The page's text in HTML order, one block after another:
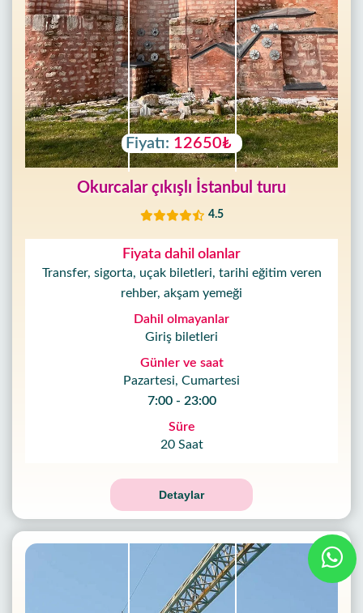
Fiyatı: 12650₺
Okurcalar çıkışlı İstanbul turu
4.5
Fiyata dahil olanlar
Transfer, sigorta, uçak biletleri, tarihi eğitim veren
rehber, akşam yemeği
Dahil olmayanlar
Giriş biletleri
Günler ve saat
Pazartesi, Cumartesi
7:00 - 23:00
Süre
20 Saat
Detaylar